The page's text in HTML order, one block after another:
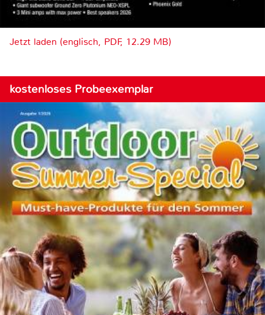
Jetzt laden (englisch, PDF, 12.29 MB)
kostenloses Probeexemplar